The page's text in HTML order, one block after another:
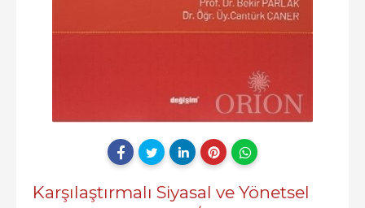
Karşılaştırmalı Siyasal ve Yönetsel